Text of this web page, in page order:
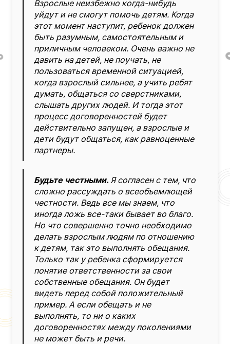
Взрослые неизбежно когда-нибудь
уйдут и не смогут помочь детям. Когда
этот момент наступит, ребенок должен
быть разумным, самостоятельным и
приличным человеком. Очень важно не
давить на детей, не поучать, не
пользоваться временной ситуацией,
когда взрослый сильнее, а учить ребят
думать, общаться со сверстниками,
слышать других людей. И тогда этот
процесс договоренностей будет
действительно запущен, а взрослые и
дети будут общаться, как равноценные
партнеры.
Будьте честными. Я согласен с тем, что
сложно рассуждать о всеобъемлющей
честности. Ведь все мы знаем, что
иногда ложь все-таки бывает во благо.
Но что совершенно точно необходимо
делать взрослым людям по отношению
к детям, так это выполнять обещания.
Только так у ребенка сформируется
понятие ответственности за свои
собственные обещания. Он будет
видеть перед собой положительный
пример. А если обещать и не
выполнять, то ни о каких
договоренностях между поколениями
не может быть и речи.